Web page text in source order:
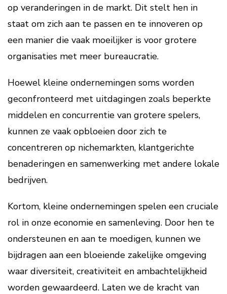
op veranderingen in de markt. Dit stelt hen in
staat om zich aan te passen en te innoveren op
een manier die vaak moeilijker is voor grotere
organisaties met meer bureaucratie.
Hoewel kleine ondernemingen soms worden
geconfronteerd met uitdagingen zoals beperkte
middelen en concurrentie van grotere spelers,
kunnen ze vaak opbloeien door zich te
concentreren op nichemarkten, klantgerichte
benaderingen en samenwerking met andere lokale
bedrijven.
Kortom, kleine ondernemingen spelen een cruciale
rol in onze economie en samenleving. Door hen te
ondersteunen en aan te moedigen, kunnen we
bijdragen aan een bloeiende zakelijke omgeving
waar diversiteit, creativiteit en ambachtelijkheid
worden gewaardeerd. Laten we de kracht van